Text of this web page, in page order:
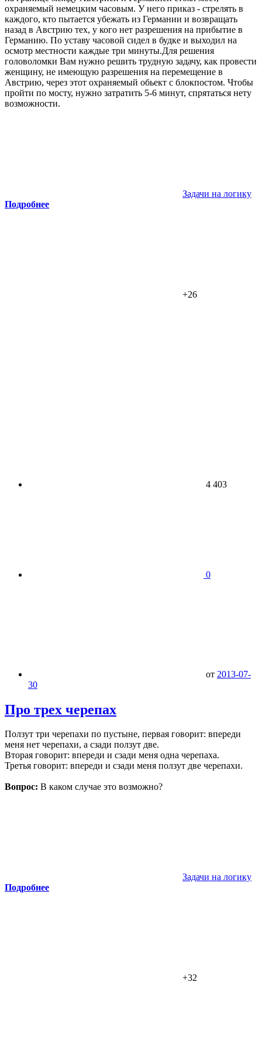
охраняемый немецким часовым. У него приказ - стрелять в
каждого, кто пытается убежать из Германии и возвращать
назад в Австрию тех, у кого нет разрешения на прибытие в
Германию. По уставу часовой сидел в будке и выходил на
осмотр местности каждые три минуты.Для решения
головоломки Вам нужно решить трудную задачу, как провести
женщину, не имеющую разрешения на перемещение в
Австрию, через этот охраняемый обьект с блокпостом. Чтобы
пройти по мосту, нужно затратить 5-6 минут, спрятаться нету
возможности.
Задачи на логику
Подробнее
+26
4 403
0
от 2013-07-
30
Про трех черепах
Ползут три черепахи по пустыне, первая говорит: впереди
меня нет черепахи, а сзади ползут две.
Вторая говорит: впереди и сзади меня одна черепаха.
Третья говорит: впереди и сзади меня ползут две черепахи.
Вопрос: В каком случае это возможно?
Задачи на логику
Подробнее
+32